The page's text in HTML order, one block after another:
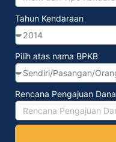
Tahun Kendaraan
Pilih atas nama BPKB
Rencana Pengajuan Dana